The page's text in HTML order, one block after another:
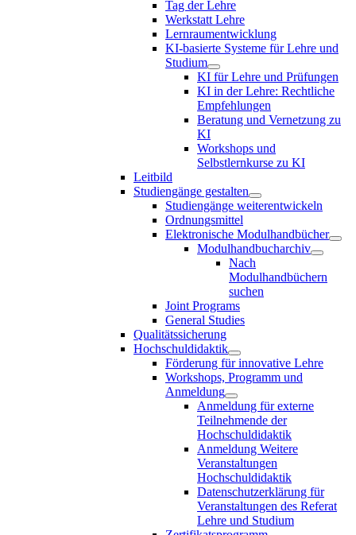
Tag der Lehre
Werkstatt Lehre
Lernraumentwicklung
KI-basierte Systeme für Lehre und
Studium
KI für Lehre und Prüfungen
KI in der Lehre: Rechtliche
Empfehlungen
Beratung und Vernetzung zu
KI
Workshops und
Selbstlernkurse zu KI
Leitbild
Studiengänge gestalten
Studiengänge weiterentwickeln
Ordnungsmittel
Elektronische Modulhandbücher
Modulhandbucharchiv
Nach
Modulhandbüchern
suchen
Joint Programs
General Studies
Qualitätssicherung
Hochschuldidaktik
Förderung für innovative Lehre
Workshops, Programm und
Anmeldung
Anmeldung für externe
Teilnehmende der
Hochschuldidaktik
Anmeldung Weitere
Veranstaltungen
Hochschuldidaktik
Datenschutzerklärung für
Veranstaltungen des Referat
Lehre und Studium